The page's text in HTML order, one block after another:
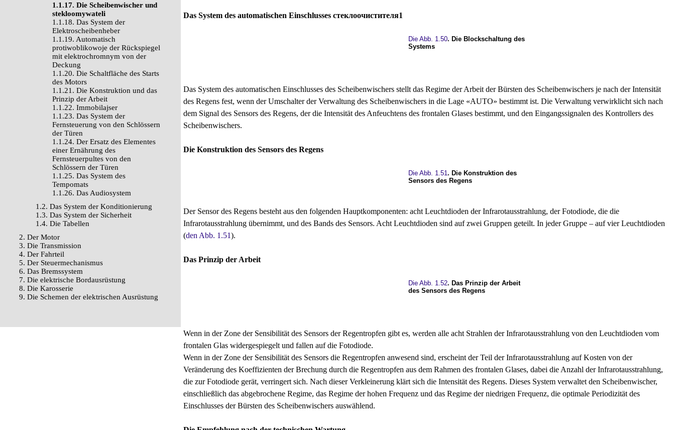
1.1.17. Die Scheibenwischer und
stekloomywateli
1.1.18. Das System der
Elektroscheibenheber
1.1.19. Automatisch
protiwoblikowoje der Rückspiegel
mit elektrochromnym von der
Deckung
1.1.20. Die Schaltfläche des Starts
des Motors
1.1.21. Die Konstruktion und das
Prinzip der Arbeit
1.1.22. Immobilajser
1.1.23. Das System der
Fernsteuerung von den Schlössern
der Türen
1.1.24. Der Ersatz des Elementes
einer Ernährung des
Fernsteuerpultes von den
Schlössern der Türen
1.1.25. Das System des
Tempomats
1.1.26. Das Audiosystem
1.2. Das System der Konditionierung
1.3. Das System der Sicherheit
1.4. Die Tabellen
2. Der Motor
3. Die Transmission
4. Der Fahrteil
5. Der Steuermechanismus
6. Das Bremssystem
7. Die elektrische Bordausrüstung
8. Die Karosserie
9. Die Schemen der elektrischen Ausrüstung
Das System des automatischen Einschlusses стеклоочистителя1
Die Abb. 1.50. Die Blockschaltung des
Systems
Das System des automatischen Einschlusses des Scheibenwischers stellt das Regime der Arbeit der Bürsten des Scheibenwischers je nach der Intensität
des Regens fest, wenn der Umschalter der Verwaltung des Scheibenwischers in die Lage «AUTO» bestimmt ist. Die Verwaltung verwirklicht sich nach
dem Signal des Sensors des Regens, der die Intensität des Anfeuchtens des frontalen Glases bestimmt, und den Eingangssignalen des Kontrollers des
Scheibenwischers.
Die Konstruktion des Sensors des Regens
Die Abb. 1.51. Die Konstruktion des
Sensors des Regens
Der Sensor des Regens besteht aus den folgenden Hauptkomponenten: acht Leuchtdioden der Infrarotausstrahlung, der Fotodiode, die die
Infrarotausstrahlung übernimmt, und des Bands des Sensors. Acht Leuchtdioden sind auf zwei Gruppen geteilt. In jeder Gruppe – auf vier Leuchtdioden
(den Abb. 1.51).
Das Prinzip der Arbeit
Die Abb. 1.52. Das Prinzip der Arbeit
des Sensors des Regens
Wenn in der Zone der Sensibilität des Sensors der Regentropfen gibt es, werden alle acht Strahlen der Infrarotausstrahlung von den Leuchtdioden vom
frontalen Glas widergespiegelt und fallen auf die Fotodiode.
Wenn in der Zone der Sensibilität des Sensors die Regentropfen anwesend sind, erscheint der Teil der Infrarotausstrahlung auf Kosten von der
Veränderung des Koeffizienten der Brechung durch die Regentropfen aus dem Rahmen des frontalen Glases, dabei die Anzahl der Infrarotausstrahlung,
die zur Fotodiode gerät, verringert sich. Nach dieser Verkleinerung klärt sich die Intensität des Regens. Dieses System verwaltet den Scheibenwischer,
einschließlich das abgebrochene Regime, das Regime der hohen Frequenz und das Regime der niedrigen Frequenz, die optimale Periodizität des
Einschlusses der Bürsten des Scheibenwischers auswählend.